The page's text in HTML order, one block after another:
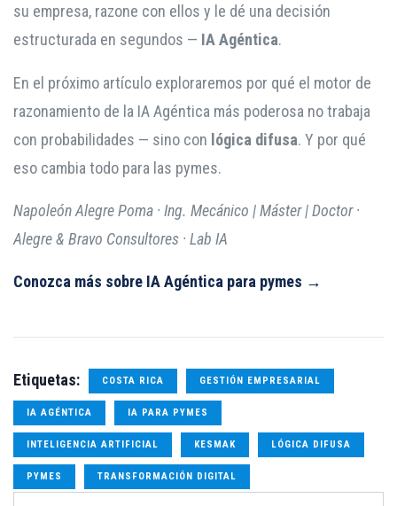
su empresa, razone con ellos y le dé una decisión
estructurada en segundos — IA Agéntica.
En el próximo artículo exploraremos por qué el motor de
razonamiento de la IA Agéntica más poderosa no trabaja
con probabilidades — sino con lógica difusa. Y por qué
eso cambia todo para las pymes.
Napoleón Alegre Poma · Ing. Mecánico | Máster | Doctor ·
Alegre & Bravo Consultores · Lab IA
Conozca más sobre IA Agéntica para pymes →
Etiquetas: COSTA RICA GESTIÓN EMPRESARIAL
IA AGÉNTICA IA PARA PYMES
INTELIGENCIA ARTIFICIAL KESMAK LÓGICA DIFUSA
PYMES TRANSFORMACIÓN DIGITAL